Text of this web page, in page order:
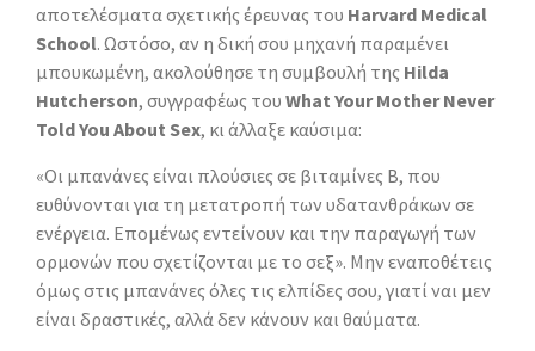
αποτελέσματα σχετικής έρευνας του Harvard Medical
School. Ωστόσο, αν η δική σου μηχανή παραμένει
μπουκωμένη, ακολούθησε τη συμβουλή της Hilda
Hutcherson, συγγραφέως του What Your Mother Never
Told You About Sex, κι άλλαξε καύσιμα:
«Οι μπανάνες είναι πλούσιες σε βιταμίνες Β, που
ευθύνονται για τη μετατροπή των υδατανθράκων σε
ενέργεια. Επομένως εντείνουν και την παραγωγή των
ορμονών που σχετίζονται με το σεξ». Μην εναποθέτεις
όμως στις μπανάνες όλες τις ελπίδες σου, γιατί ναι μεν
είναι δραστικές, αλλά δεν κάνουν και θαύματα.